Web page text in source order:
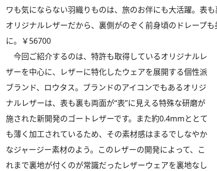
ワも気にならない羽織りものは、旅のお伴にも大活躍。表も
オリジナルレザーだから、裏側がのぞく前身頃のドレープ
に。￥56700
今回ご紹介するのは、特許も取得しているオリジナルレ
ザーを中心に、レザーに特化したウェアを展開する個性派
ブランド、ロウタス。ブランドのアイコンでもあるオリジ
ナルレザーは、表も裏も両面が“表”に見える特殊な研磨が
施された新開発のゴートレザーです。また約0.4mmととて
も薄く加工されているため、その素材感はまるでしなやか
なジャージー素材のよう。このレザーの開発によって、こ
れまで裏地が付くのが常識だったレザーウェアを裏地なし